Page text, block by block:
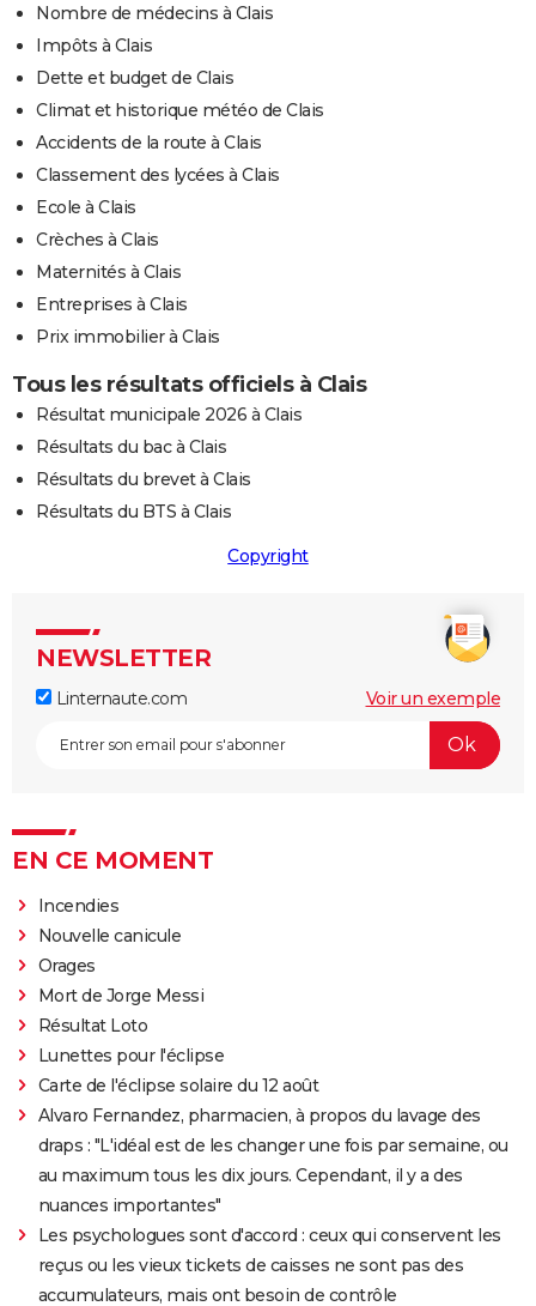
Nombre de médecins à Clais
Impôts à Clais
Dette et budget de Clais
Climat et historique météo de Clais
Accidents de la route à Clais
Classement des lycées à Clais
Ecole à Clais
Crèches à Clais
Maternités à Clais
Entreprises à Clais
Prix immobilier à Clais
Tous les résultats officiels à Clais
Résultat municipale 2026 à Clais
Résultats du bac à Clais
Résultats du brevet à Clais
Résultats du BTS à Clais
Copyright
NEWSLETTER
Linternaute.com Voir un exemple
EN CE MOMENT
Incendies
Nouvelle canicule
Orages
Mort de Jorge Messi
Résultat Loto
Lunettes pour l'éclipse
Carte de l'éclipse solaire du 12 août
Alvaro Fernandez, pharmacien, à propos du lavage des
draps : "L'idéal est de les changer une fois par semaine, ou
au maximum tous les dix jours. Cependant, il y a des
nuances importantes"
Les psychologues sont d'accord : ceux qui conservent les
reçus ou les vieux tickets de caisses ne sont pas des
accumulateurs, mais ont besoin de contrôle